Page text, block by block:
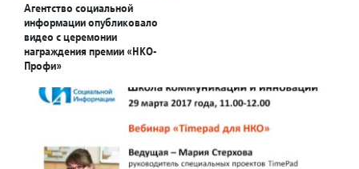
Агентство социальной
информации опубликовало
видео с церемонии
награждения премии «НКО-
Профи»